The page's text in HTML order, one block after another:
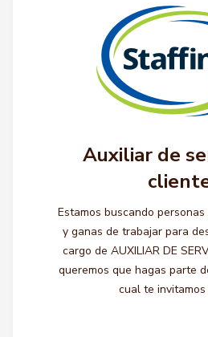
Auxiliar de
Estamos buscando
y ganas de trabajar para
cargo de AUXILIAR DE
queremos que hagas parte
cual te invitamos